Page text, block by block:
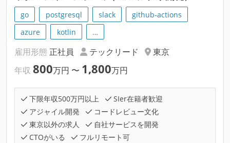
go postgresql slack
github-actions
azure
kotlin …
雇用形態 正社員 テックリード
東京
年収 800万円 〜 1,800万円
下限年収500万円以上
SIer在籍者歓迎
アジャイル開発
コードレビュー文化
東京以外の求人
自社サービスを開発
CTOがいる
フルリモート可